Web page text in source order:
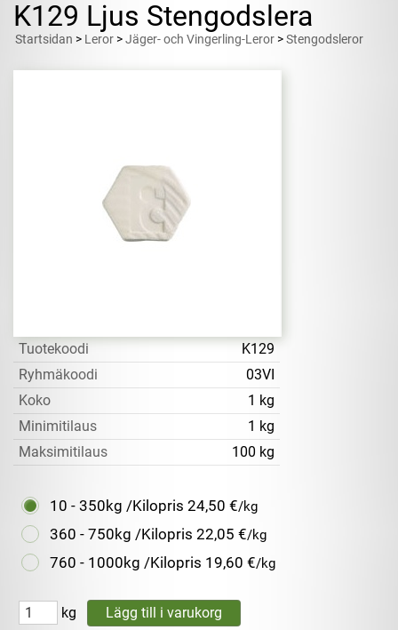
K129 Ljus Stengodslera
Startsidan > Leror >Jäger- och Vingerling-Leror >Stengodsleror
Tuotekoodi
K129
Ryhmäkoodi
03VI
Koko
1 kg
Minimitilaus
1 kg
Maksimitilaus
100 kg
10 - 350kg /Kilopris 24,50 €/kg
360 - 750kg /Kilopris 22,05 €/kg
760 - 1000kg /Kilopris 19,60 €/kg
kg